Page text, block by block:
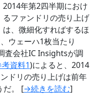
2014年第2四半期におけ
るファンドリの売り上げ
は、微細化すればするほ
ウェーハ1枚当たり
査会社IC Insightsが調
資料1)によると、2014
ドリの売り上げは前年
だ。 [→続きを読む]